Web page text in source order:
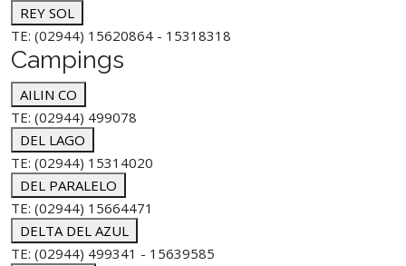
REY SOL
TE: (02944) 15620864 - 15318318
Campings
AILIN CO
TE: (02944) 499078
DEL LAGO
TE: (02944) 15314020
DEL PARALELO
TE: (02944) 15664471
DELTA DEL AZUL
TE: (02944) 499341 - 15639585